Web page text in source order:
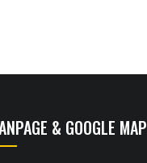
& GOOGLE MAP